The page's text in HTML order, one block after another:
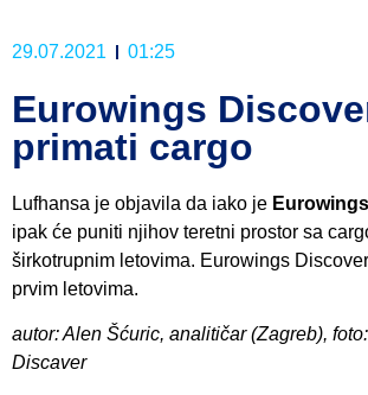
29.07.2021 01:25
Eurowings
primati cargo
Lufhansa je objavila da iako je
ipak će puniti njihov teretni prostor sa
širkotrupnim letovima. Eurowings
prvim letovima.
autor: Alen Šćuric, analitičar (Zagreb),
Discaver